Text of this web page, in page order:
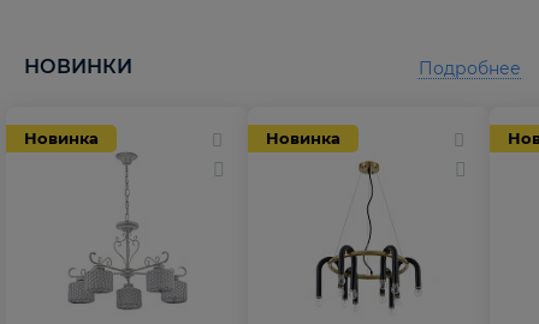
НОВИНКИ
Новинка Новинка
Подробнее